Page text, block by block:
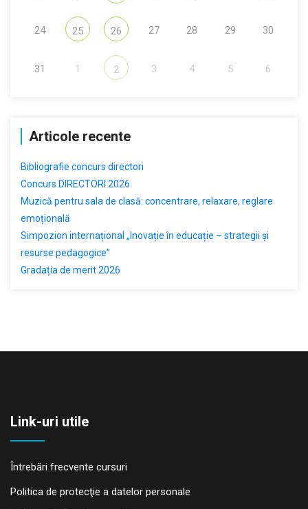
24 25 26 27 28 29 30
31 1 2 3 4 5 6
Articole recente
Bibliografie concurs directori
Concurs DIRECTORI 2026
Muzică pentru sala de clasă: concentrare, relaxare, reglare
emoțională
Simpozion internațional „Inovație în educație – strategii și
resurse pedagogice”
Gradația de merit 2026
Link-uri utile
Întrebări frecvente cursuri
Politica de protecţie a datelor personale